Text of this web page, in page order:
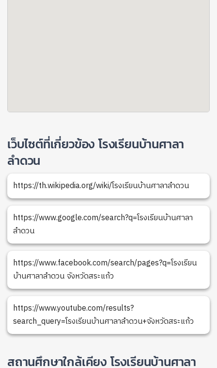
เว็บไซต์ที่เกี่ยวข้อง โรงเรียนบ้านศาลา
ลำดวน
https://th.wikipedia.org/wiki/โรงเรียนบ้านศาลาลำดวน
https://www.google.com/search?q=โรงเรียนบ้านศาลา
ลำดวน
https://www.facebook.com/search/pages?q=โรงเรียน
บ้านศาลาลำดวน จังหวัดสระแก้ว
https://www.youtube.com/results?
search_query=โรงเรียนบ้านศาลาลำดวน+จังหวัดสระแก้ว
สถานศึกษาใกล้เคียง โรงเรียนบ้านศาลา